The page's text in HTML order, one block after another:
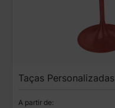
Taças Personalizadas
A partir de: